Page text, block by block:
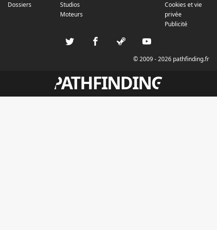
Dossiers
Studios
Moteurs
Cookies et vie
privée
Publicité
© 2009 - 2026 pathfinding.fr
PATHFINDING